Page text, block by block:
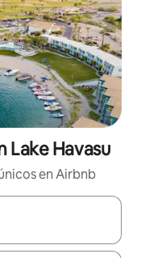
Lake Havasu
en Airbnb
navega con las